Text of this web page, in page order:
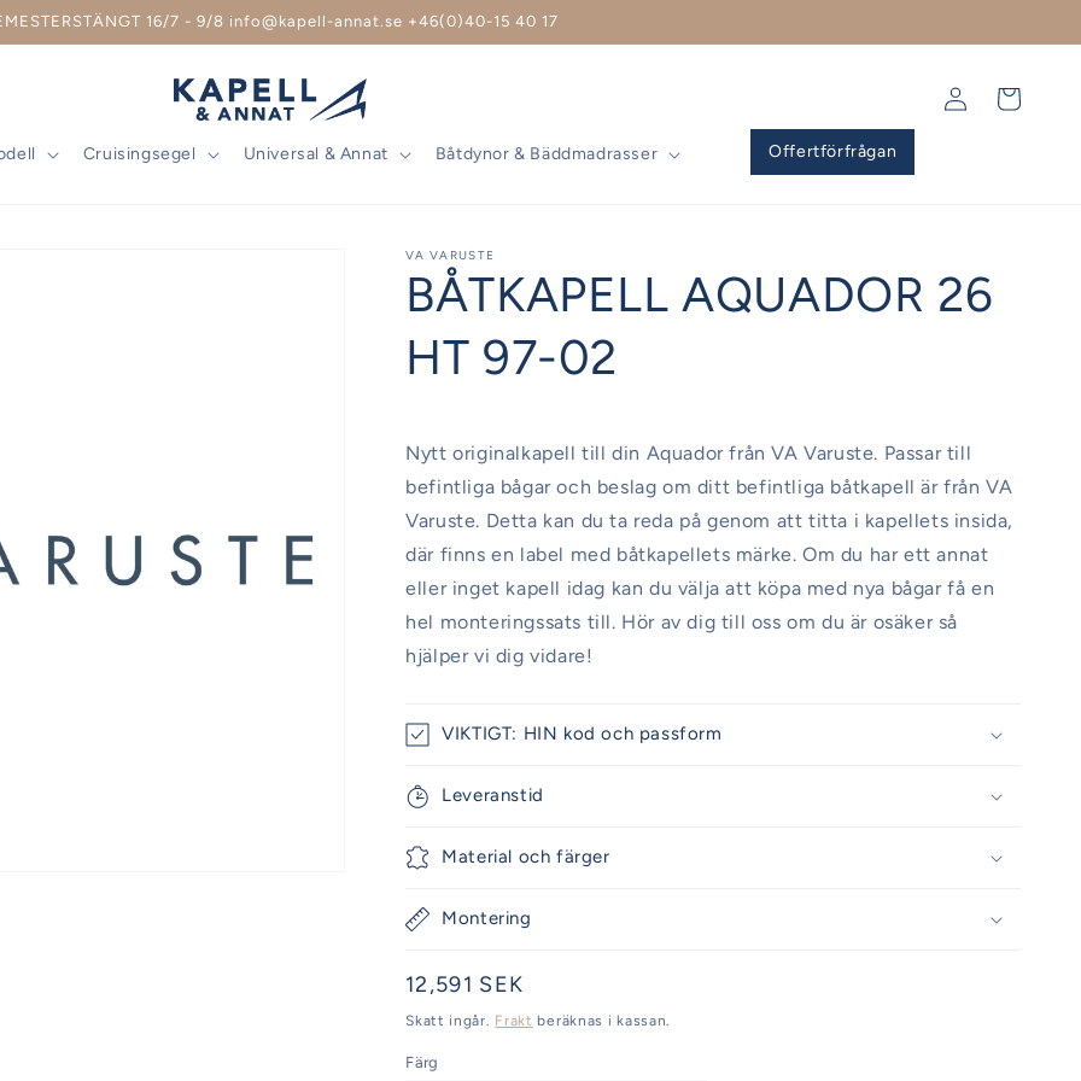
16/7 - 9/8 info@kapell-annat.se +46(0)40-15 40 17
Cruisingsegel Universal & Annat Båtdynor & Bäddmadrasser Offertförfrågan
Logga
Varukorg
VA VARUSTE
BÅTKAPELL AQUADOR 26
HT 97-02
Nytt originalkapell till din Aquador från VA Varuste. Passar till
befintliga bågar och beslag om ditt befintliga båtkapell är från VA
Varuste. Detta kan du ta reda på genom att titta i kapellets insida,
där finns en label med båtkapellets märke. Om du har ett annat
eller inget kapell idag kan du välja att köpa med nya bågar få en
hel monteringssats till. Hör av dig till oss om du är osäker så
hjälper vi dig vidare!
VIKTIGT: HIN kod och passform
Leveranstid
Material och färger
Montering
Ordinarie
pris
12,591 SEK
Skatt ingår. Frakt beräknas i kassan.
Färg